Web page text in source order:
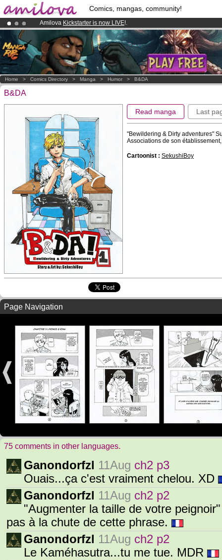
Comics, mangas, community!
Amilova Kickstarter is now LIVE!.
Premium membership from3.95 eurosper month !Get membership
Already 100000 membersand 1000 comics & mangas!.
Home > Comics Directory > Manga > Humor > B&DA
B&DA
Read manga Last
"Bewildering & Dirty adventures"
Associations de son
Cartoonist : SekushiBoy
Page Navigation
75 comments in other languages.
Ganondorfzl 11Aug ch2 p3
Ouais...ça c'est vraiment chelou. XD
Ganondorfzl 11Aug ch2 p2
"Augmenter la taille de votre
pas à la chute de cette phrase.
Ganondorfzl 11Aug ch2 p2
Le Kaméhasutra...tu me tue. MDR